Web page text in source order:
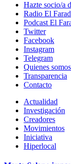
Hazte socio/a
Radio El
Podcast El
Twitter
Facebook
Instagram
Telegram
Quienes
Transparencia
Contacto
Actualidad
Investigación
Creadores
Movimientos
Iniciativa
Hiperlocal